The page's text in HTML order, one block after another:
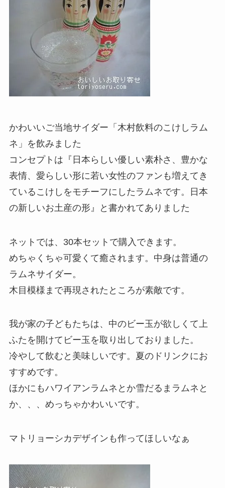
かわいいご当地サイダー「木村飲料のこけしラム
ネ」を飲みました
コンセプトは『日本らしい優しい素朴さ、豊かな
表情、愛らしい形に若い女性のファンも増えてき
ているこけしをモチーフにしたラムネです。日本
の新しいお土産の形』と書かれてありました
ネットでは、30本セットで購入できます。
めちゃくちゃ可愛くて癒されます。中身は普通の
ラムネサイダー。
木目模様まで再現されたところが素敵です。
我が家の子どもたちは、中のビー玉が欲しくて上
ふたを開けてビー玉を取り出しておりました。
冷やして飲むと美味しいです。夏のドリンクにお
すすめです。
ほかにもハワイアンラムネとか雪だるまラムネと
か、、、めっちゃかわいいです。
マトリョーシカデザインも作ってほしいなぁ